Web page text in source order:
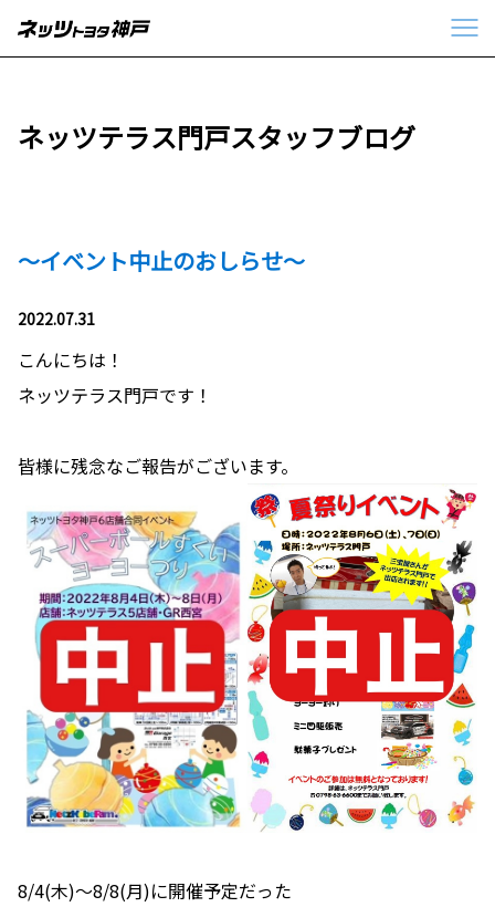
ネッツテラス門戸スタッフブログ
～イベント中止のおしらせ～
2022.07.31
こんにちは！
ネッツテラス門戸です！
皆様に残念なご報告がございます。
8/4(木)～8/8(月)に開催予定だった